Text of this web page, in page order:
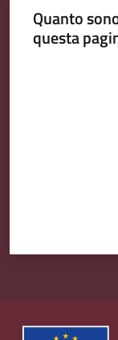
Quanto
questa